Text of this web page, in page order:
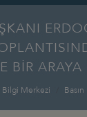
BİR ARAYA
Bilgi Merkezi Basın